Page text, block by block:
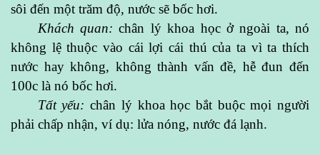
sôi đến một trăm độ, nước sẽ bốc hơi.
Khách quan: chân lý khoa học ở ngoài ta, nó
không lệ thuộc vào cái lợi cái thú của ta vì ta thích
nước hay không, không thành vấn đề, hễ đun đến
100c là nó bốc hơi.
Tất yếu: chân lý khoa học bắt buộc mọi người
phải chấp nhận, ví dụ: lửa nóng, nước đá lạnh.